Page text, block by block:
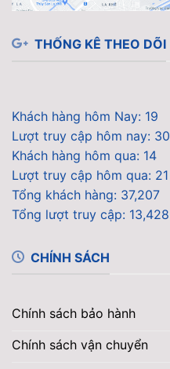
THỐNG KÊ THEO DÕI
Khách hàng hôm Nay: 19
Lượt truy cập hôm nay: 30
Khách hàng hôm qua: 14
Lượt truy cập hôm qua: 21
Tổng khách hàng: 37,207
Tổng lượt truy cập: 13,428
CHÍNH SÁCH
Chính sách bảo hành
Chính sách vận chuyển